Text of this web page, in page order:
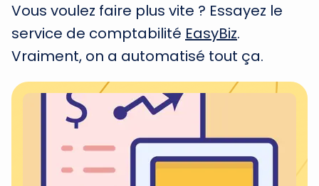
Vous voulez faire plus vite ? Essayez le
service de comptabilité EasyBiz.
Vraiment, on a automatisé tout ça.